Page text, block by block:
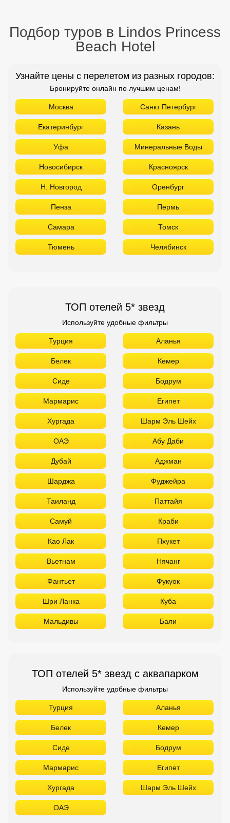
Подбор туров в Lindos Princess
Beach Hotel
Узнайте цены с перелетом из разных городов:
Бронируйте онлайн по лучшим ценам!
Москва Санкт Петербург
Екатеринбург Казань
Уфа Минеральные Воды
Новосибирск Красноярск
Н. Новгород Оренбург
Пенза Пермь
Самара Томск
Тюмень Челябинск
ТОП отелей 5* звезд
Используйте удобные фильтры
Турция Аланья
Белек Кемер
Сиде Бодрум
Мармарис Египет
Хургада Шарм Эль Шейх
ОАЭ Абу Даби
Дубай Аджман
Шарджа Фуджейра
Таиланд Паттайя
Самуй Краби
Као Лак Пхукет
Вьетнам Нячанг
Фантьет Фукуок
Шри Ланка Куба
Мальдивы Бали
ТОП отелей 5* звезд с аквапарком
Используйте удобные фильтры
Турция Аланья
Белек Кемер
Сиде Бодрум
Мармарис Египет
Хургада Шарм Эль Шейх
ОАЭ